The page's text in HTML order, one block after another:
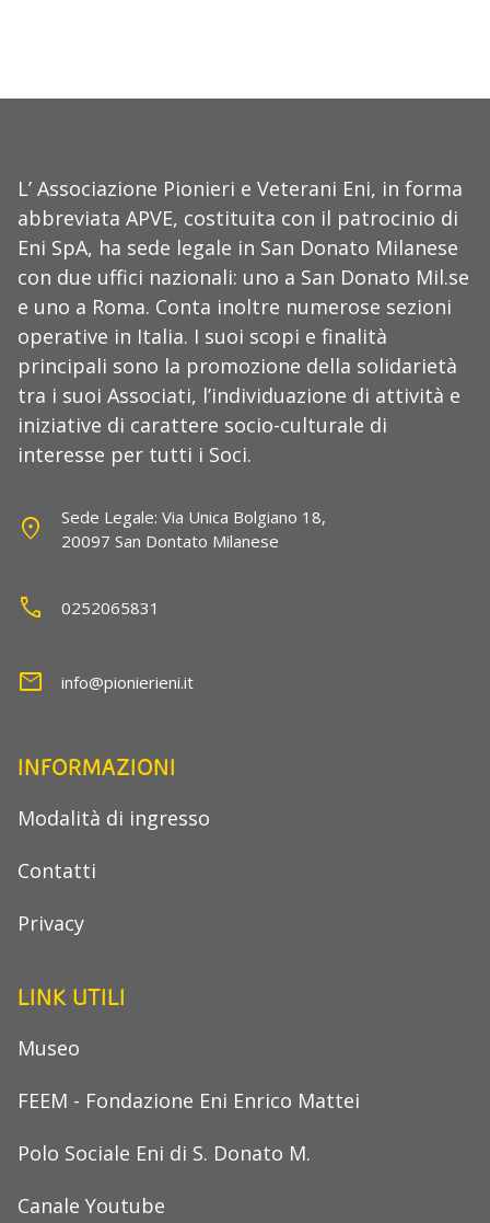
L’ Associazione Pionieri e Veterani Eni, in forma
abbreviata APVE, costituita con il patrocinio di
Eni SpA, ha sede legale in San Donato Milanese
con due uffici nazionali: uno a San Donato Mil.se
e uno a Roma. Conta inoltre numerose sezioni
operative in Italia. I suoi scopi e finalità
principali sono la promozione della solidarietà
tra i suoi Associati, l’individuazione di attività e
iniziative di carattere socio-culturale di
interesse per tutti i Soci.
location_on
Sede Legale: Via Unica Bolgiano 18,
20097 San Dontato Milanese
call 0252065831
mail info@pionierieni.it
INFORMAZIONI
Modalità di ingresso
Contatti
Privacy
LINK UTILI
Museo
FEEM - Fondazione Eni Enrico Mattei
Polo Sociale Eni di S. Donato M.
Canale Youtube